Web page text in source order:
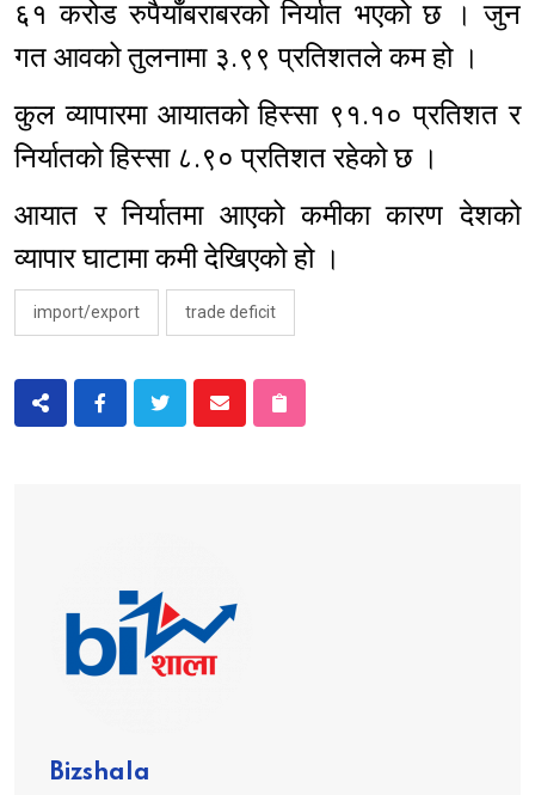
६१ करोड रुपैयाँबराबरको निर्यात भएको छ । जुन
गत आवको तुलनामा ३.९९ प्रतिशतले कम हो ।
कुल व्यापारमा आयातको हिस्सा ९१.१० प्रतिशत र
निर्यातको हिस्सा ८.९० प्रतिशत रहेको छ ।
आयात र निर्यातमा आएको कमीका कारण देशको
व्यापार घाटामा कमी देखिएको हो ।
import/export trade deficit
Bizshala